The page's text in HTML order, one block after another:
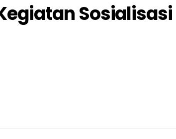
Sosialisasi